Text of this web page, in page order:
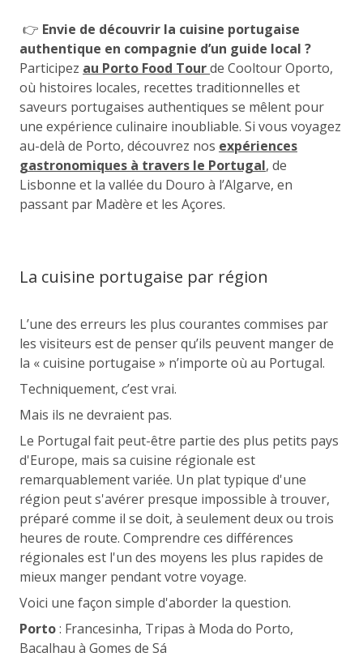
👉 Envie de découvrir la cuisine portugaise
authentique en compagnie d’un guide local ?
Participez au Porto Food Tourde Cooltour Oporto,
où histoires locales, recettes traditionnelles et
saveurs portugaises authentiques se mêlent pour
une expérience culinaire inoubliable. Si vous voyagez
au-delà de Porto, découvrez nos expériences
gastronomiques à travers le Portugal, de
Lisbonne et la vallée du Douro à l’Algarve, en
passant par Madère et les Açores.
La cuisine portugaise par région
L’une des erreurs les plus courantes commises par
les visiteurs est de penser qu’ils peuvent manger de
la « cuisine portugaise » n’importe où au Portugal.
Techniquement, c’est vrai.
Mais ils ne devraient pas.
Le Portugal fait peut-être partie des plus petits pays
d'Europe, mais sa cuisine régionale est
remarquablement variée. Un plat typique d'une
région peut s'avérer presque impossible à trouver,
préparé comme il se doit, à seulement deux ou trois
heures de route. Comprendre ces différences
régionales est l'un des moyens les plus rapides de
mieux manger pendant votre voyage.
Voici une façon simple d'aborder la question.
Porto: Francesinha, Tripas à Moda do Porto,
Bacalhau à Gomes de Sá